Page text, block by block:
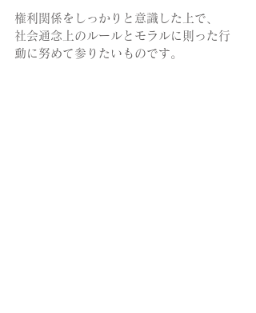
権利関係をしっかりと意識した上で、
社会通念上のルールとモラルに則った行
動に努めて参りたいものです。